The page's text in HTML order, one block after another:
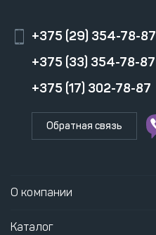
+375 (29) 354-78-87
+375 (33) 354-78-87
+375 (17) 302-78-87
Обратная связь
О компании
Каталог